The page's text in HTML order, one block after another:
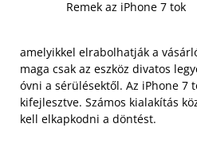
Remek az iPhone 7 tok
amelyikkel elrabolhatják a
maga csak az eszköz divatos
óvni a sérülésektől. Az iPhone 7
kifejlesztve. Számos kialakítás
kell elkapkodni a döntést.